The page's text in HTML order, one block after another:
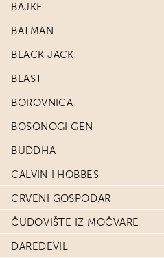
BAJKE
BATMAN
BLACK JACK
BLAST
BOROVNICA
BOSONOGI GEN
BUDDHA
CALVIN I HOBBES
CRVENI GOSPODAR
ČUDOVIŠTE IZ MOČVARE
DAREDEVIL